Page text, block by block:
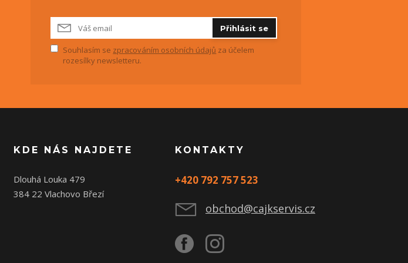
Přihlásit se
Souhlasím se zpracováním osobních údajů za účelem
rozesílky newsletteru.
KDE NÁS NAJDETE
Dlouhá Louka 479
384 22 Vlachovo Březí
KONTAKTY
+420 792 757 523
obchod@cajkservis.cz